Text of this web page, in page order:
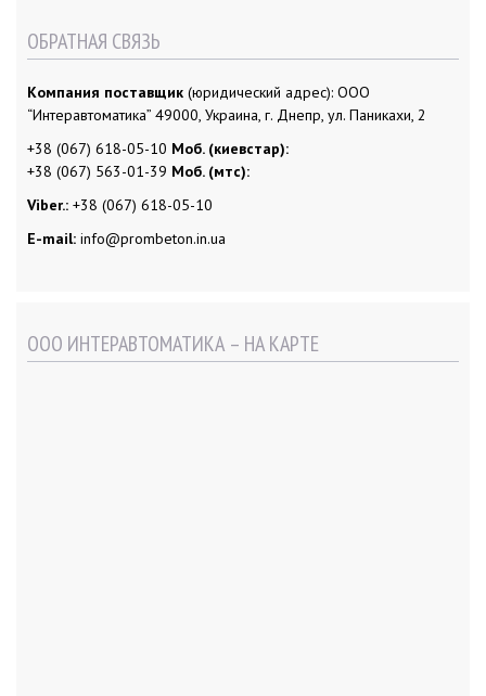
ОБРАТНАЯ СВЯЗЬ
Компания поставщик (юридический адрес): ООО
“Интеравтоматика” 49000, Украина, г. Днепр, ул. Паникахи, 2
+38 (067) 618-05-10 Моб. (киевстар):
+38 (067) 563-01-39 Моб. (мтс):
Viber.: +38 (067) 618-05-10
E-mail: info@prombeton.in.ua
ООО ИНТЕРАВТОМАТИКА – НА КАРТЕ